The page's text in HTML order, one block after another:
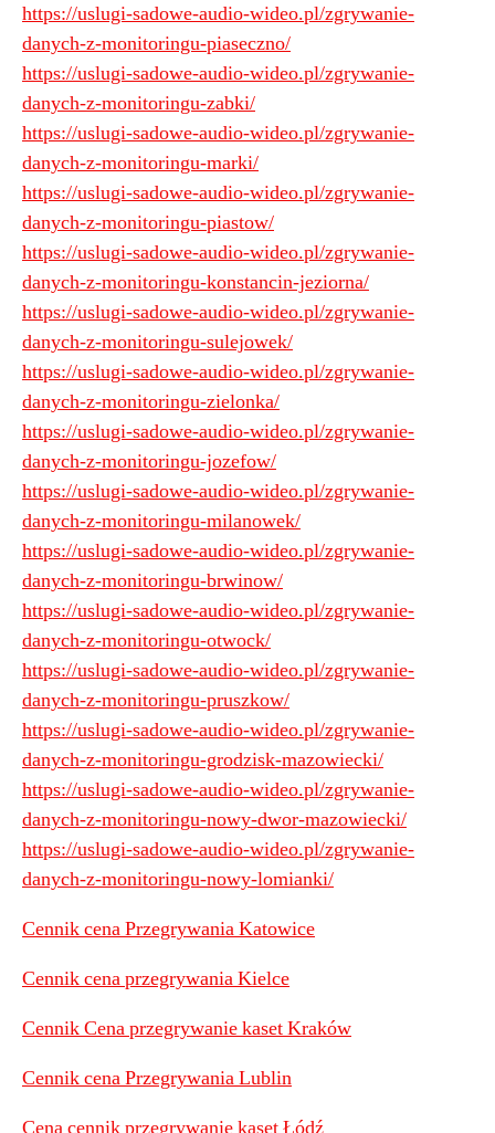
https://uslugi-sadowe-audio-wideo.pl/zgrywanie-
danych-z-monitoringu-piaseczno/
https://uslugi-sadowe-audio-wideo.pl/zgrywanie-
danych-z-monitoringu-zabki/
https://uslugi-sadowe-audio-wideo.pl/zgrywanie-
danych-z-monitoringu-marki/
https://uslugi-sadowe-audio-wideo.pl/zgrywanie-
danych-z-monitoringu-piastow/
https://uslugi-sadowe-audio-wideo.pl/zgrywanie-
danych-z-monitoringu-konstancin-jeziorna/
https://uslugi-sadowe-audio-wideo.pl/zgrywanie-
danych-z-monitoringu-sulejowek/
https://uslugi-sadowe-audio-wideo.pl/zgrywanie-
danych-z-monitoringu-zielonka/
https://uslugi-sadowe-audio-wideo.pl/zgrywanie-
danych-z-monitoringu-jozefow/
https://uslugi-sadowe-audio-wideo.pl/zgrywanie-
danych-z-monitoringu-milanowek/
https://uslugi-sadowe-audio-wideo.pl/zgrywanie-
danych-z-monitoringu-brwinow/
https://uslugi-sadowe-audio-wideo.pl/zgrywanie-
danych-z-monitoringu-otwock/
https://uslugi-sadowe-audio-wideo.pl/zgrywanie-
danych-z-monitoringu-pruszkow/
https://uslugi-sadowe-audio-wideo.pl/zgrywanie-
danych-z-monitoringu-grodzisk-mazowiecki/
https://uslugi-sadowe-audio-wideo.pl/zgrywanie-
danych-z-monitoringu-nowy-dwor-mazowiecki/
https://uslugi-sadowe-audio-wideo.pl/zgrywanie-
danych-z-monitoringu-nowy-lomianki/
Cennik cena Przegrywania Katowice
Cennik cena przegrywania Kielce
Cennik Cena przegrywanie kaset Kraków
Cennik cena Przegrywania Lublin